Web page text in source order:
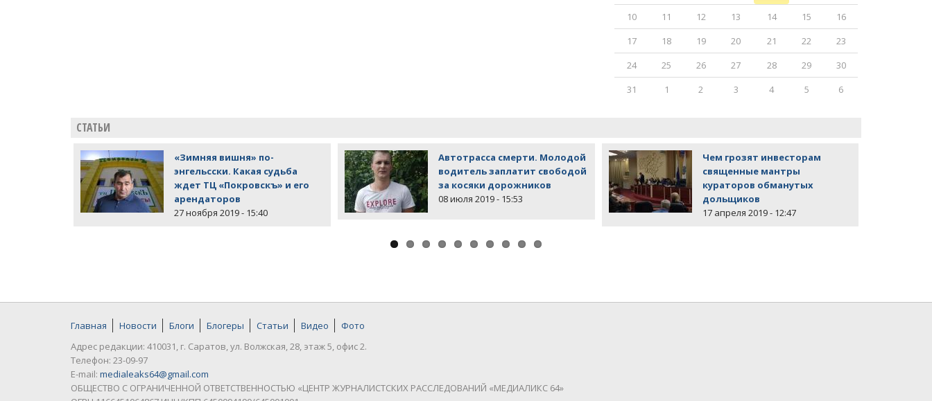
10
11 12 13 14 15
16
17
18 19 20 21 22
23
24
25 26 27 28 29
30
31
1 2 3 4 5 6
СТАТЬИ
«Зимняя вишня» по-
энгельсски. Какая судьба
ждет ТЦ «Покровскъ» и его
арендаторов
27 ноября 2019 - 15:40
Автотрасса смерти. Молодой
водитель заплатит свободой
за косяки дорожников
08 июля 2019 - 15:53
Чем грозят инвесторам
священные мантры
кураторов обманутых
дольщиков
17 апреля 2019 - 12:47
Главная Новости Блоги Блогеры Статьи Видео
Фото
Адрес редакции: 410031, г. Саратов, ул. Волжская, 28, этаж 5, офис 2.
Телефон: 23-09-97
E-mail: medialeaks64@gmail.com
ОБЩЕСТВО С ОГРАНИЧЕННОЙ ОТВЕТСТВЕННОСТЬЮ «ЦЕНТР ЖУРНАЛИСТСКИХ РАССЛЕДОВАНИЙ «МЕДИАЛИКС 64»